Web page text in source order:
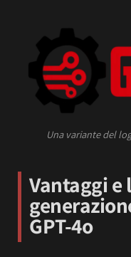
Una variante del
Vantaggi
GPT-4o